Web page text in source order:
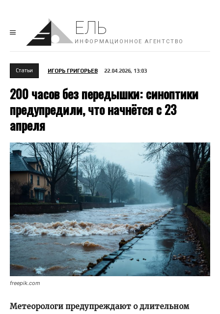
ЕЛЬ
ИНФОРМАЦИОННОЕ АГЕНТСТВО
Cтатьи ИГОРЬ ГРИГОРЬЕВ 22.04.2026, 13:03
200 часов без передышки: синоптики
предупредили, что начнётся с 23
апреля
freepik.com
Метеорологи предупреждают о длительном